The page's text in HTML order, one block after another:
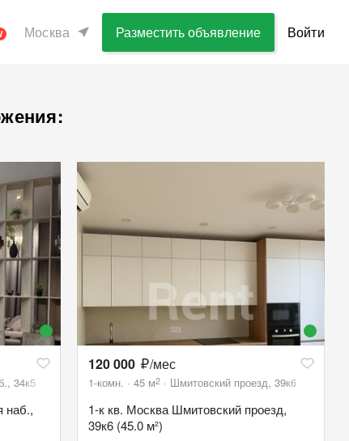
Москва Разместить объявление Войти
34к5
наб.,
120 000 /мес
1-комн. 45 м2 Шмитовский проезд, 39к6
1-к кв. Москва Шмитовский проезд,
39к6 (45.0 м²)